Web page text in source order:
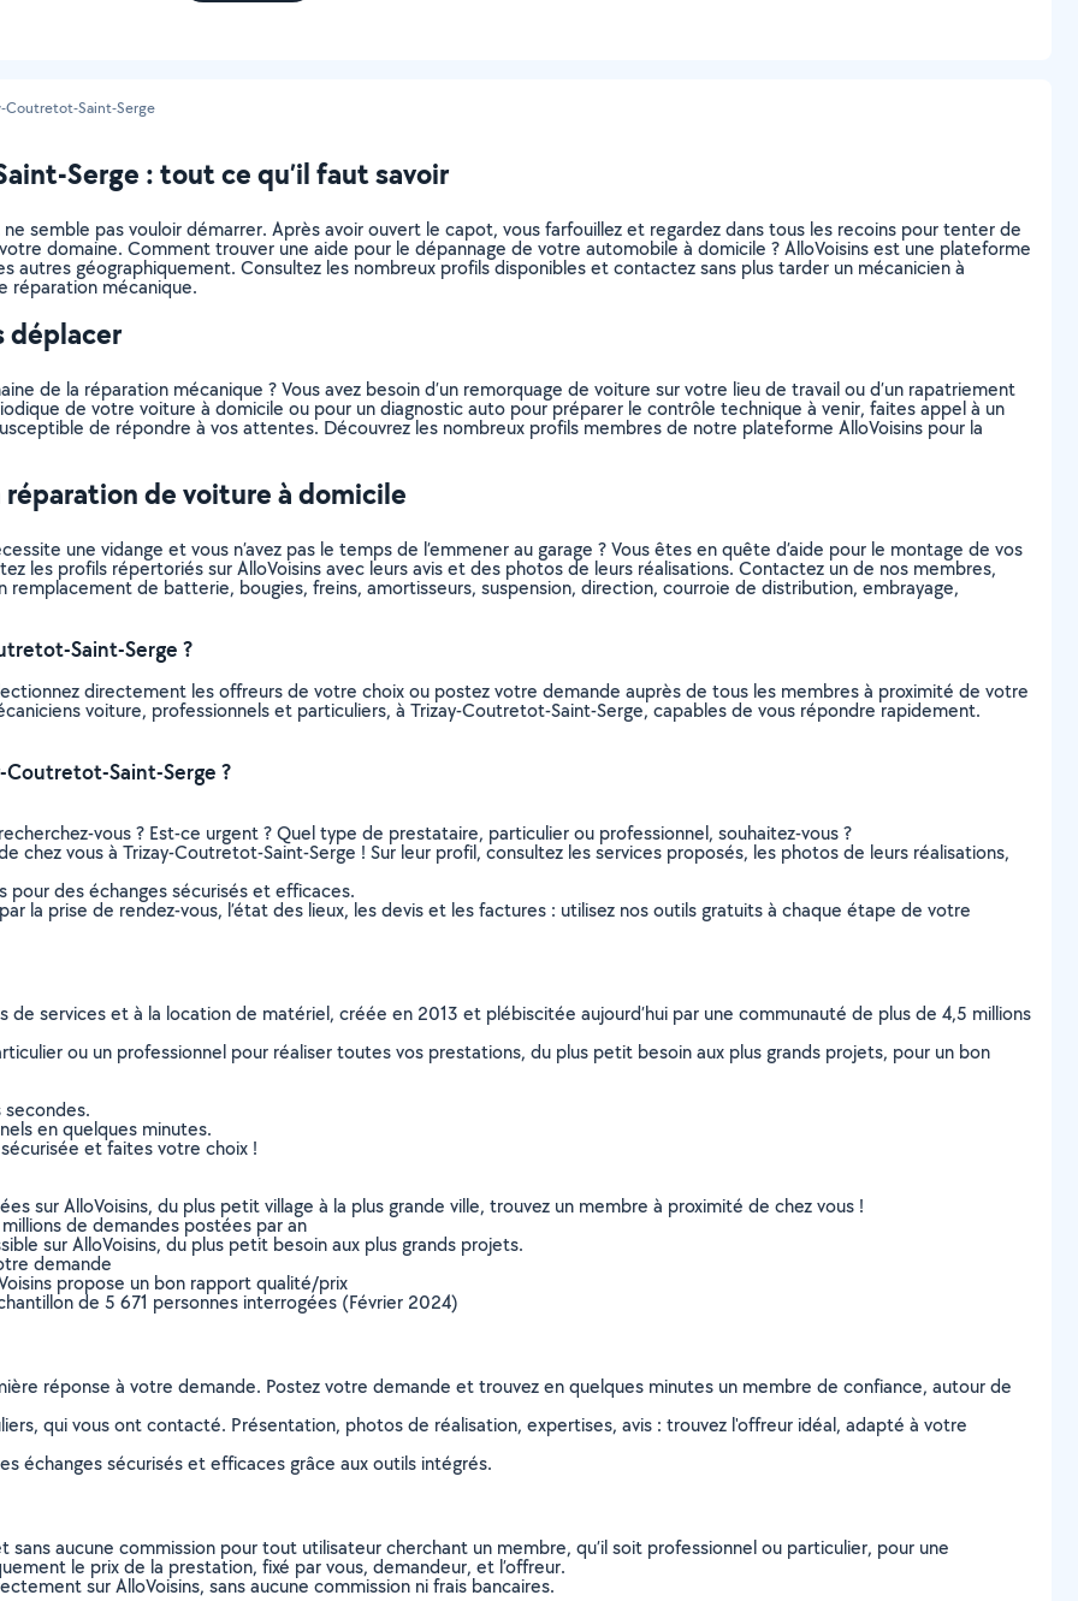
Coutretot-Saint-Serge
Serge : tout ce qu’il faut savoir
semble pas vouloir démarrer. Après avoir ouvert le capot, vous farfouillez et regardez dans tous les recoins pour tenter de
domaine. Comment trouver une aide pour le dépannage de votre automobile à domicile ? AlloVoisins est une plateforme
autres géographiquement. Consultez les nombreux profils disponibles et contactez sans plus tarder un mécanicien à
réparation mécanique.
déplacer
de la réparation mécanique ? Vous avez besoin d’un remorquage de voiture sur votre lieu de travail ou d’un rapatriement
de votre voiture à domicile ou pour un diagnostic auto pour préparer le contrôle technique à venir, faites appel à un
de répondre à vos attentes. Découvrez les nombreux profils membres de notre plateforme AlloVoisins pour la
de voiture à domicile
une vidange et vous n’avez pas le temps de l’emmener au garage ? Vous êtes en quête d’aide pour le montage de vos
les profils répertoriés sur AlloVoisins avec leurs avis et des photos de leurs réalisations. Contactez un de nos membres,
de batterie, bougies, freins, amortisseurs, suspension, direction, courroie de distribution, embrayage,
Saint-Serge ?
directement les offreurs de votre choix ou postez votre demande auprès de tous les membres à proximité de votre
voiture, professionnels et particuliers, à Trizay-Coutretot-Saint-Serge, capables de vous répondre rapidement.
Saint-Serge ?
vous ? Est-ce urgent ? Quel type de prestataire, particulier ou professionnel, souhaitez-vous ?
chez vous à Trizay-Coutretot-Saint-Serge ! Sur leur profil, consultez les services proposés, les photos de leurs réalisations,
pour des échanges sécurisés et efficaces.
la prise de rendez-vous, l’état des lieux, les devis et les factures : utilisez nos outils gratuits à chaque étape de votre
de services et à la location de matériel, créée en 2013 et plébiscitée aujourd’hui par une communauté de plus de 4,5 millions
ou un professionnel pour réaliser toutes vos prestations, du plus petit besoin aux plus grands projets, pour un bon
secondes.
en quelques minutes.
et faites votre choix !
sur AlloVoisins, du plus petit village à la plus grande ville, trouvez un membre à proximité de chez vous !
de demandes postées par an
sur AlloVoisins, du plus petit besoin aux plus grands projets.
demande
propose un bon rapport qualité/prix
de 5 671 personnes interrogées (Février 2024)
réponse à votre demande. Postez votre demande et trouvez en quelques minutes un membre de confiance, autour de
qui vous ont contacté. Présentation, photos de réalisation, expertises, avis : trouvez l'offreur idéal, adapté à votre
échanges sécurisés et efficaces grâce aux outils intégrés.
aucune commission pour tout utilisateur cherchant un membre, qu’il soit professionnel ou particulier, pour une
le prix de la prestation, fixé par vous, demandeur, et l’offreur.
sur AlloVoisins, sans aucune commission ni frais bancaires.